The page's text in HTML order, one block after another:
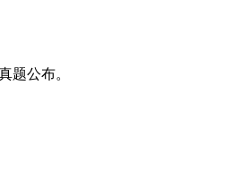
题公布。